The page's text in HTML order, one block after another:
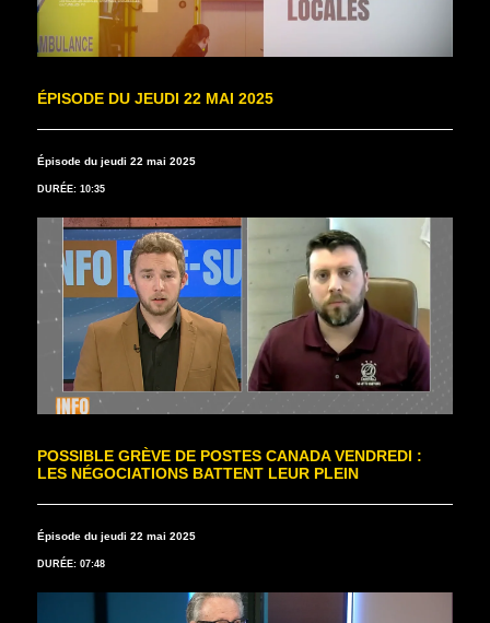
ÉPISODE DU JEUDI 22 MAI 2025
Épisode du jeudi 22 mai 2025
DURÉE: 10:35
POSSIBLE GRÈVE DE POSTES CANADA VENDREDI :
LES NÉGOCIATIONS BATTENT LEUR PLEIN
Épisode du jeudi 22 mai 2025
DURÉE: 07:48